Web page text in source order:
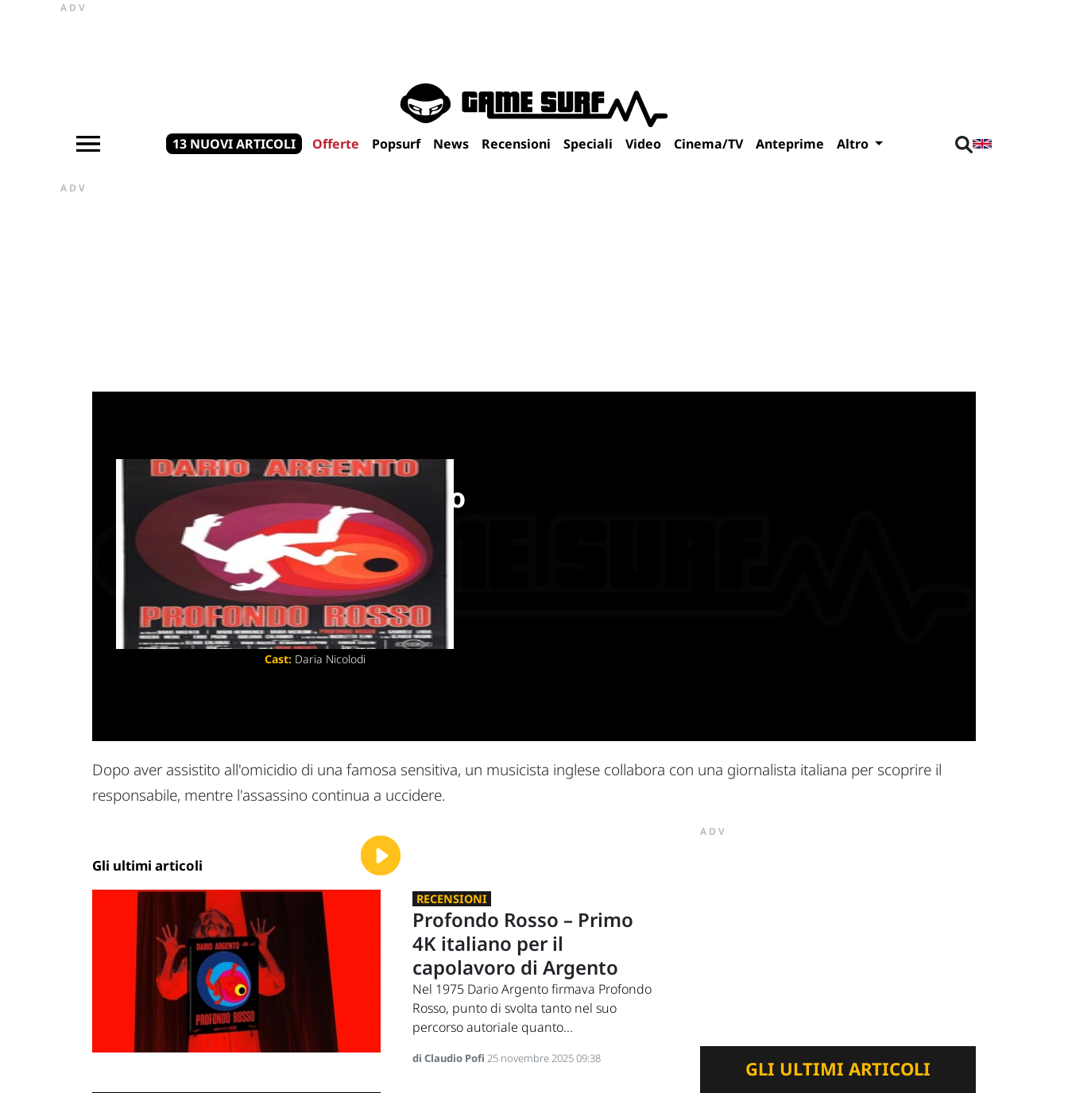
ADV
13 NUOVI ARTICOLI Offerte Popsurf News Recensioni Speciali Video Cinema/TV Anteprime Altro
ADV
Profondo rosso
Data di uscita:agosto 1975
Distributori:
Produttori:
Genere:Thriller
Dario Argento
Sceneggiatura:
Cast: Daria Nicolodi
Dopo aver assistito all'omicidio di una famosa sensitiva, un musicista inglese collabora con una giornalista italiana per scoprire il
responsabile, mentre l'assassino continua a uccidere.
Gli ultimi articoli
RECENSIONI
Profondo Rosso – Primo
4K italiano per il
capolavoro di Argento
Nel 1975 Dario Argento firmava Profondo
Rosso, punto di svolta tanto nel suo
percorso autoriale quanto...
di Claudio Pofi 25 novembre 2025 09:38
ADV
GLI ULTIMI ARTICOLI